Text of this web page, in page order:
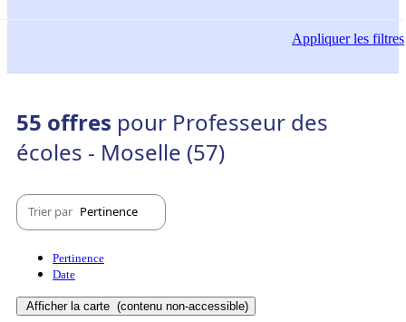
Appliquerles filtres
55 offres pour Professeur des
écoles - Moselle (57)
Trier par Pertinence
Pertinence
Date
Afficher la carte (contenu non-accessible)